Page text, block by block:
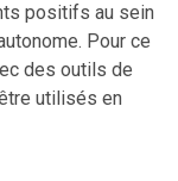
positifs au sein
Pour ce
des outils de
utilisés en